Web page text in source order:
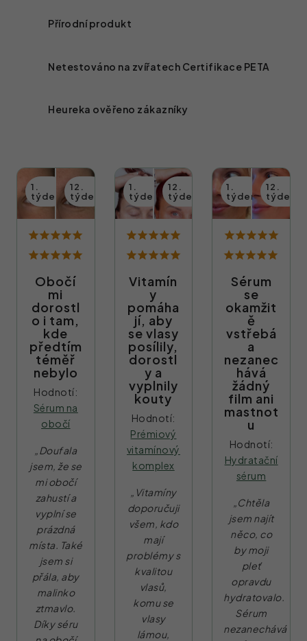
Přírodní produkt
Netestováno na zvířatech Certifikace PETA
Heureka ověřeno zákazníky
Obočí
mi
dorostl
o i tam,
kde
předtím
téměř
nebylo
Hodnotí:
Sérum na
obočí
„Doufala
jsem, že se
mi obočí
zahustí a
vyplní se
prázdná
místa. Také
jsem si
přála, aby
malinko
ztmavlo.
Díky séru
Vitamín
y
pomáha
jí, aby
se vlasy
posílily,
dorostl
y a
vyplnily
kouty
Hodnotí:
Prémiový
vitamínový
komplex
„Vitamíny
doporučuji
všem, kdo
mají
problémy s
kvalitou
vlasů,
komu se
vlasy
lámou,
Sérum
se
okamžit
ě
vstřebá
a
nezanec
hává
žádný
film ani
mastnot
u
Hodnotí:
Hydratační
sérum
„Chtěla
jsem najít
něco, co
by moji
pleť
opravdu
hydratovalo.
Sérum
nezanechává